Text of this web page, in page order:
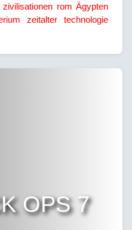
zivilisationen rom Ägypten
zeitalter
technologie
OPS 7